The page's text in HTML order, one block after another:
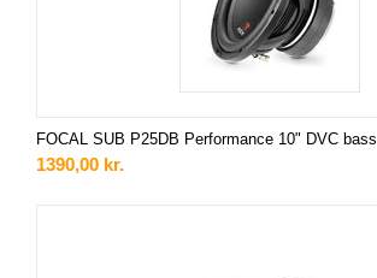
FOCAL SUB P25DB Performance 10" DVC bass
1390,00 kr.